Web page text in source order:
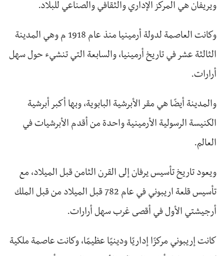
ويريفان هي المركز الإداري والثقافي والصناعي للبلاد.
وكانت العاصمة لدولة أرمينيا منذ عام 1918 م وهي المدينة
الثالثة عشر في تاريخ أرمينيا، والسابعة التي تنشيء حول سهل
أرارات.
والمدينة أيضًا هي مقر الأبرشية البابوية، وبها أكبر أبرشية
الكنيسة الرسولية الأرمينية واحدة من أقدم الأبرشيات في
العالم.
ويعود تاريخ تأسيس يرفان إلى القرن الثامن قبل الميلاد، مع
تأسيس قلعة اريبوني في عام 782 قبل الميلاد من قبل الملك
أرجيشتي الأول في أقصى غرب سهل أرارات.
كانت إريبوني مركزًا إداريًا ودينيًا عظيمًا، وكانت عاصمة ملكية